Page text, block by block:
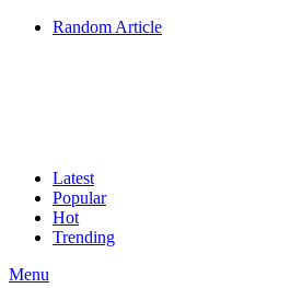
Random Article
Latest
Popular
Hot
Trending
Menu